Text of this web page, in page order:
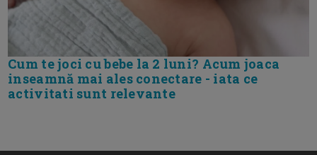
Cum te joci cu bebe la 2 luni? Acum joaca
inseamnă mai ales conectare - iata ce
activitati sunt relevante